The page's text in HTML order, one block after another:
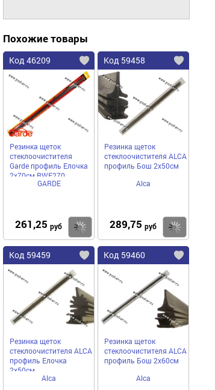
Похожие товары
Код 46209
Резинка щеток
стеклоочистителя
Garde профиль Елочка
2х70см RWE270
GARDE
261,25 руб Купить
Код 59458
Резинка щеток
стеклоочистителя ALCA
профиль Бош 2х50см
Alca
289,75 руб
Код 59459
Резинка щеток
стеклоочистителя ALCA
профиль Елочка
2х50см
Alca
Код 59460
Резинка щеток
стеклоочистителя ALCA
профиль Бош 2х60см
Alca